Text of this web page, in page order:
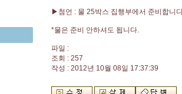
▶첨언 : 물 25박스 집행부에서 준비합니
*물은 준비 안하셔도 됩니다.
파일 :
조회 : 257
작성 : 2012년 10월 08일 17:37:39